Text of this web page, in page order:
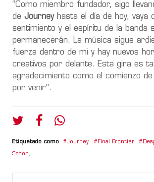
“Como miembro fundador, sigo
de Journeyhasta el día de hoy, vaya
sentimiento y el espíritu de la banda
permanecerán. La música sigue
fuerza dentro de mí y hay nuevos
creativos por delante. Esta gira es
agradecimiento como el comienzo
por venir”.
Etiquetado como Journey, Final Frontier,
Schon,